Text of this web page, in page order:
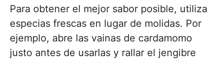
Para obtener el mejor sabor posible, utiliza
especias frescas en lugar de molidas. Por
ejemplo, abre las vainas de cardamomo
justo antes de usarlas y rallar el jengibre